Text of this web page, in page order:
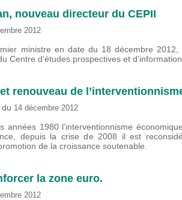
nouveau directeur du CEPII
2012
ministre en date du 18 décembre 2012,
Centre d’études prospectives et
renouveau de
du 14 décembre 2012
années 1980 l’interventionnisme
depuis la crise de 2008 il est
de la croissance soutenable.
la zone euro.
2012